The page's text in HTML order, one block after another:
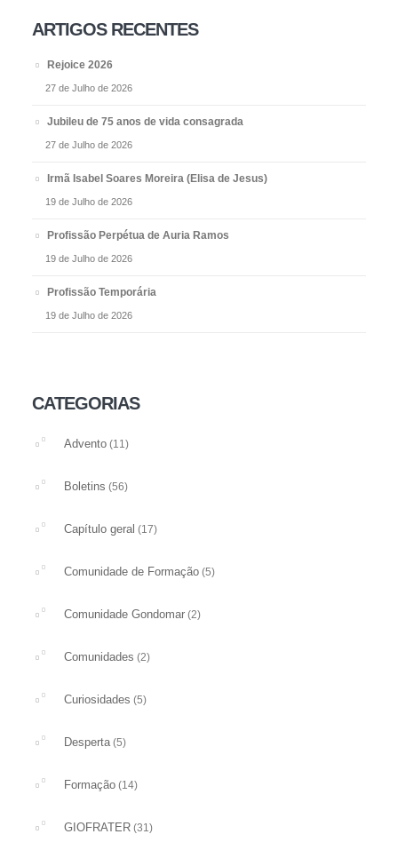
ARTIGOS RECENTES
Rejoice 2026
27 de Julho de 2026
Jubileu de 75 anos de vida consagrada
27 de Julho de 2026
Irmã Isabel Soares Moreira (Elisa de Jesus)
19 de Julho de 2026
Profissão Perpétua de Auria Ramos
19 de Julho de 2026
Profissão Temporária
19 de Julho de 2026
CATEGORIAS
Advento (11)
Boletins (56)
Capítulo geral (17)
Comunidade de Formação (5)
Comunidade Gondomar (2)
Comunidades (2)
Curiosidades (5)
Desperta(5)
Formação (14)
GIOFRATER (31)